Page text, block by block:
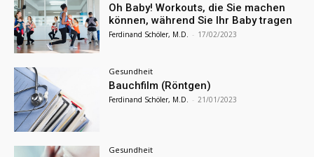
Oh Baby! Workouts, die Sie machen
können, während Sie Ihr Baby tragen
Ferdinand Schöler, M.D. - 17/02/2023
Gesundheit
Bauchfilm (Röntgen)
Ferdinand Schöler, M.D. - 21/01/2023
Gesundheit